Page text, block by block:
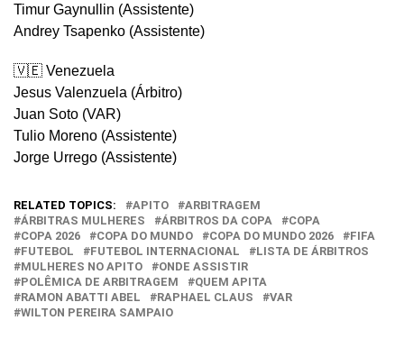
Timur Gaynullin (Assistente)
Andrey Tsapenko (Assistente)
🇻🇪 Venezuela
Jesus Valenzuela (Árbitro)
Juan Soto (VAR)
Tulio Moreno (Assistente)
Jorge Urrego (Assistente)
RELATED TOPICS: APITO
ARBITRAGEM
ÁRBITRAS MULHERES
ÁRBITROS DA COPA
COPA
COPA 2026
COPA DO MUNDO COPA DO MUNDO 2026
FIFA
FUTEBOL
FUTEBOL INTERNACIONAL
LISTA DE ÁRBITROS
MULHERES NO APITO
ONDE ASSISTIR
POLÊMICA DE ARBITRAGEM
QUEM APITA
RAMON ABATTI ABEL
RAPHAEL CLAUS
VAR
WILTON PEREIRA SAMPAIO